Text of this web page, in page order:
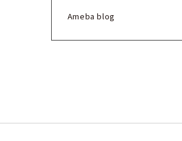
Ameba blog